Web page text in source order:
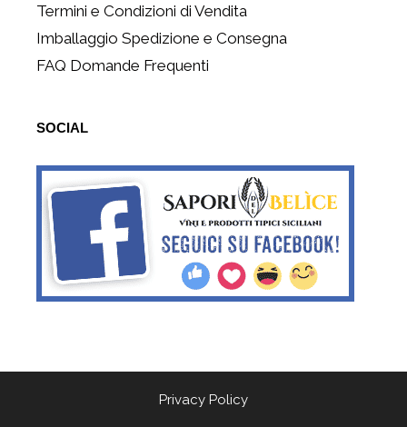
Termini e Condizioni di Vendita
Imballaggio Spedizione e Consegna
FAQ Domande Frequenti
SOCIAL
Privacy Policy